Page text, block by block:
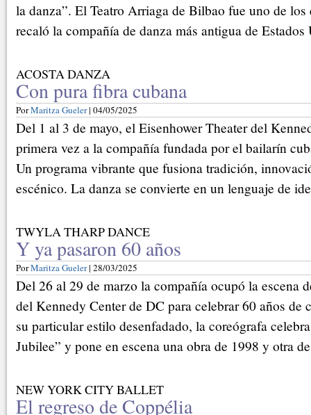
la danza”. El Teatro Arriaga de Bilbao fue uno de los
recaló la compañía de danza más antigua de Estados
ACOSTA DANZA
Con pura fibra cubana
PorMaritza Gueler| 04/05/2025
Del 1 al 3 de mayo, el Eisenhower Theater del
primera vez a la compañía fundada por el bailarín
Un programa vibrante que fusiona tradición,
escénico. La danza se convierte en un lenguaje de
TWYLA THARP DANCE
Y ya pasaron 60 años
PorMaritza Gueler| 28/03/2025
Del 26 al 29 de marzo la compañía ocupó la escena
del Kennedy Center de DC para celebrar 60 años de
su particular estilo desenfadado, la coreógrafa
Jubilee” y pone en escena una obra de 1998 y otra
NEW YORK CITY BALLET
El regreso de Coppélia